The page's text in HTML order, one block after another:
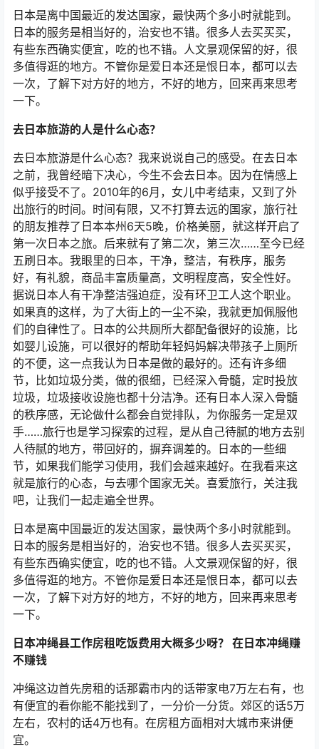
日本是离中国最近的发达国家，最快两个多小时就能到。
日本的服务是相当好的，治安也不错。很多人去买买买，
有些东西确实便宜，吃的也不错。人文景观保留的好，很
多值得逛的地方。不管你是爱日本还是恨日本，都可以去
一次，了解下对方好的地方，不好的地方，回来再来思考
一下。
去日本旅游的人是什么心态？
去日本旅游是什么心态？我来说说自己的感受。在去日本
之前，我曾经暗下决心，今生不会去日本。因为在情感上
似乎接受不了。2010年的6月，女儿中考结束，又到了外
出旅行的时间。时间有限，又不打算去远的国家，旅行社
的朋友推荐了日本本州6天5晚，价格美丽，就这样开启了
第一次日本之旅。后来就有了第二次，第三次……至今已经
五刷日本。我眼里的日本，干净，整洁，有秩序，服务
好，有礼貌，商品丰富质量高，文明程度高，安全性好。
据说日本人有干净整洁强迫症，没有环卫工人这个职业。
如果真的这样，为了大街上的一尘不染，我就更加佩服他
们的自律性了。日本的公共厕所大都配备很好的设施，比
如婴儿设施，可以很好的帮助年轻妈妈解决带孩子上厕所
的不便，这一点我认为日本是做的最好的。还有许多细
节，比如垃圾分类，做的很细，已经深入骨髓，定时投放
垃圾，垃圾接收设施也都十分洁净。还有日本人深入骨髓
的秩序感，无论做什么都会自觉排队，为你服务一定是双
手……旅行也是学习探索的过程，是从自己待腻的地方去别
人待腻的地方，带回好的，摒弃调差的。日本的一些细
节，如果我们能学习使用，我们会越来越好。在我看来这
就是旅行的心态，与去哪个国家无关。喜爱旅行，关注我
吧，让我们一起走遍全世界。
日本是离中国最近的发达国家，最快两个多小时就能到。
日本的服务是相当好的，治安也不错。很多人去买买买，
有些东西确实便宜，吃的也不错。人文景观保留的好，很
多值得逛的地方。不管你是爱日本还是恨日本，都可以去
一次，了解下对方好的地方，不好的地方，回来再来思考
一下。
日本冲绳县工作房租吃饭费用大概多少呀？ 在日本冲绳赚
不赚钱
冲绳这边首先房租的话那霸市内的话带家电7万左右有，也
有便宜的看你能不能找到了，一分价一分货。郊区的话5万
左右，农村的话4万也有。在房租方面相对大城市来讲便
宜。